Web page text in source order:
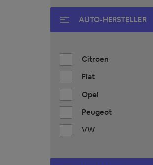
AUTO-HERSTELLER
Citroen
Fiat
Opel
Peugeot
VW